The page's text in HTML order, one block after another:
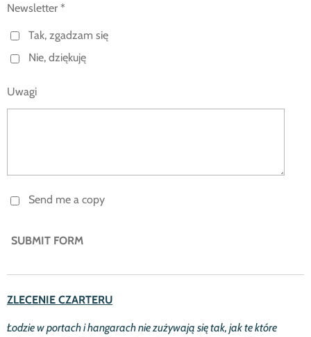
Newsletter *
Tak, zgadzam się
Nie, dziękuję
Uwagi
Send me a copy
SUBMIT FORM
ZLECENIE CZARTERU
Łodzie w portach i hangarach nie zużywają się tak, jak te które